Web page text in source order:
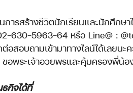
630-5963-64 หรือ Line@ :
สอบถามเข้ามาทางไลน์ได้เลยนะ
อพระเจ้าอวยพรและคุ้มครองพี่น้อ
กิจได้ที่